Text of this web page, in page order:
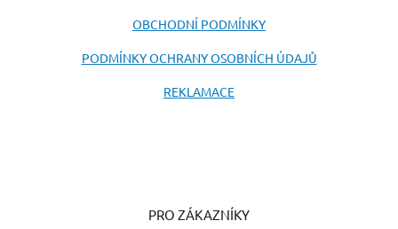
OBCHODNÍ PODMÍNKY
PODMÍNKY OCHRANY OSOBNÍCH ÚDAJŮ
REKLAMACE
PRO ZÁKAZNÍKY